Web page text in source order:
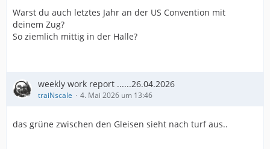
Warst du auch letztes Jahr an der US Convention mit
deinem Zug?
So ziemlich mittig in der Halle?
weekly work report ......26.04.2026
traiNscale 4. Mai 2026 um 13:46
das grüne zwischen den Gleisen sieht nach turf aus..